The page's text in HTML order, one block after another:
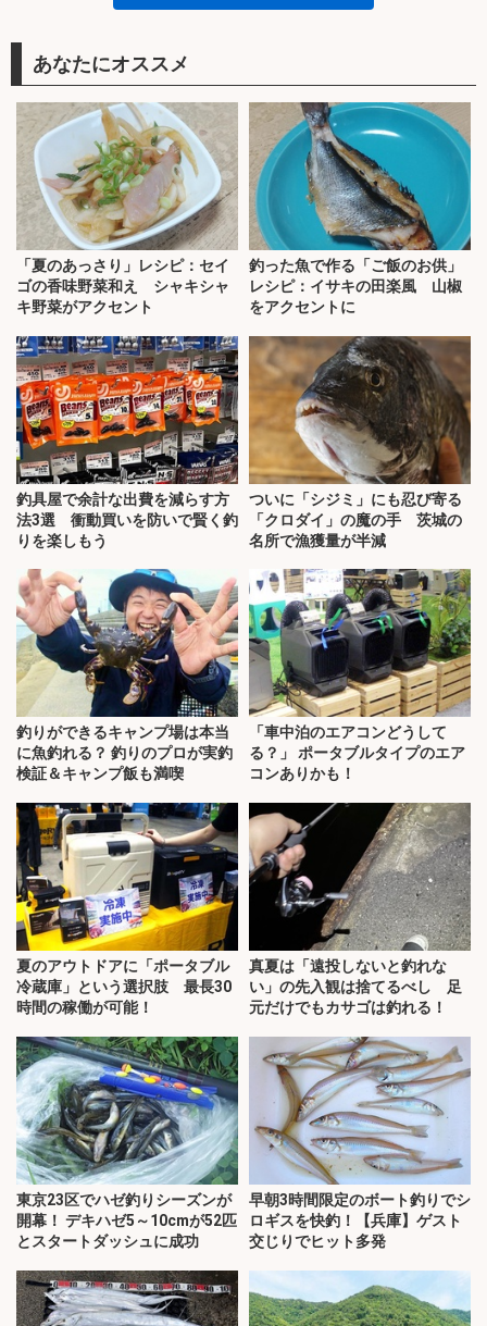
あなたにオススメ
「夏のあっさり」レシピ：セイ
ゴの香味野菜和え シャキシャ
キ野菜がアクセント
釣った魚で作る「ご飯のお供」
レシピ：イサキの田楽風 山椒
をアクセントに
釣具屋で余計な出費を減らす方
法3選 衝動買いを防いで賢く釣
りを楽しもう
ついに「シジミ」にも忍び寄る
「クロダイ」の魔の手 茨城の
名所で漁獲量が半減
釣りができるキャンプ場は本当
に魚釣れる？ 釣りのプロが実釣
検証＆キャンプ飯も満喫
「車中泊のエアコンどうして
る？」 ポータブルタイプのエア
コンありかも！
夏のアウトドアに「ポータブル
冷蔵庫」という選択肢 最長30
時間の稼働が可能！
真夏は「遠投しないと釣れな
い」の先入観は捨てるべし 足
元だけでもカサゴは釣れる！
東京23区でハゼ釣りシーズンが
開幕！ デキハゼ5～10cmが52匹
とスタートダッシュに成功
早朝3時間限定のボート釣りでシ
ロギスを快釣！【兵庫】ゲスト
交じりでヒット多発